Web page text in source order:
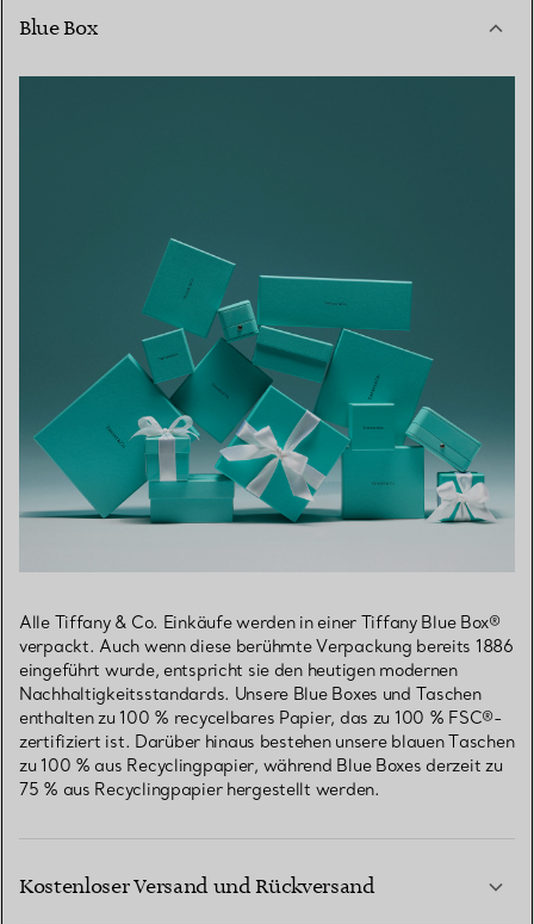
Blue Box
Alle Tiffany & Co. Einkäufe werden in einer Tiffany Blue Box®
verpackt. Auch wenn diese berühmte Verpackung bereits 1886
eingeführt wurde, entspricht sie den heutigen modernen
Nachhaltigkeitsstandards. Unsere Blue Boxes und Taschen
enthalten zu 100 % recycelbares Papier, das zu 100 % FSC®-
zertifiziert ist. Darüber hinaus bestehen unsere blauen Taschen
zu 100 % aus Recyclingpapier, während Blue Boxes derzeit zu
75 % aus Recyclingpapier hergestellt werden.
Kostenloser Versand und Rückversand